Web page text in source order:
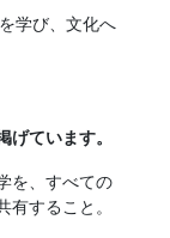
学び、文化へ
ています。
を、すべての
すること。